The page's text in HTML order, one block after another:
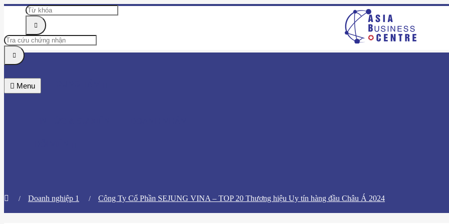
Menu
Doanh nghiệp 1 ​Công Ty Cổ Phần SEJUNG VINA – TOP 20 Thương hiệu Uy tín hàng đầu Châu Á 2024